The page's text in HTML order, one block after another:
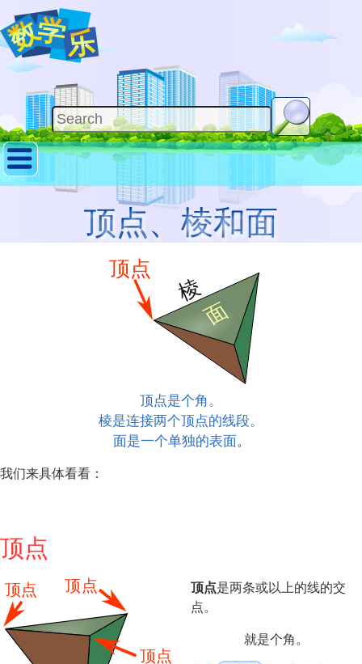
顶点、棱和面
顶点是个角。
棱是连接两个顶点的线段。
面是一个单独的表面。
我们来具体看看：
顶点
顶点是两条或以上的线的交
点。
就是个角。